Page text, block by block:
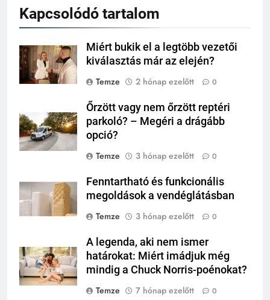
Kapcsolódó tartalom
Miért bukik el a legtöbb vezetői
kiválasztás már az elején?
Temze
2 hónap ezelőtt 0
Őrzött vagy nem őrzött reptéri
parkoló? – Megéri a drágább
opció?
Temze
3 hónap ezelőtt 0
Fenntartható és funkcionális
megoldások a vendéglátásban
Temze
3 hónap ezelőtt 0
A legenda, aki nem ismer
határokat: Miért imádjuk még
mindig a Chuck Norris-poénokat?
Temze
7 hónap ezelőtt 0